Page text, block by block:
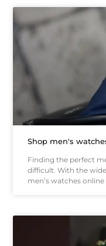
Shop men's
Finding the perfect
difficult. With the wide
men’s watches